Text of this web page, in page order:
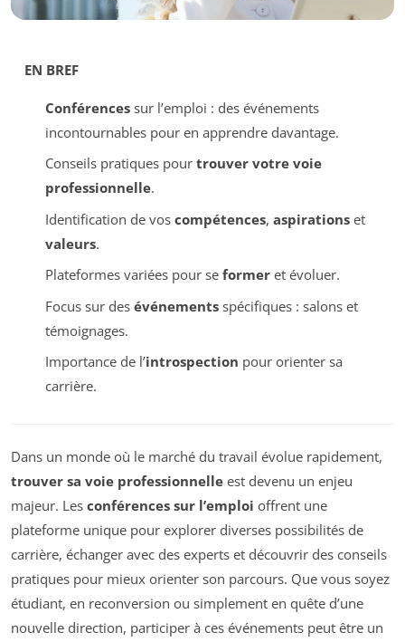
EN BREF
Conférencessur l’emploi : des événements
incontournables pour en apprendre davantage.
Conseils pratiques pour trouver votre voie
professionnelle.
Identification de vos compétences, aspirationset
valeurs.
Plateformes variées pour se formeret évoluer.
Focus sur des événementsspécifiques : salons et
témoignages.
Importance de l’introspection pour orienter sa
carrière.
Dans un monde où le marché du travail évolue rapidement,
trouver sa voie professionnelle est devenu un enjeu
majeur. Les conférences sur l’emploi offrent une
plateforme unique pour explorer diverses possibilités de
carrière, échanger avec des experts et découvrir des conseils
pratiques pour mieux orienter son parcours. Que vous soyez
étudiant, en reconversion ou simplement en quête d’une
nouvelle direction, participer à ces événements peut être un